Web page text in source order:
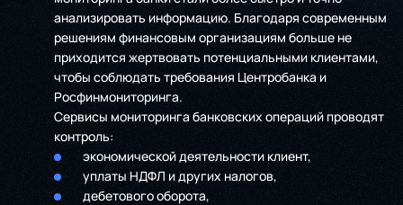
анализировать информацию. Благодаря современным
решениям финансовым организациям больше не
приходится жертвовать потенциальными клиентами,
чтобы соблюдать требования Центробанка и
Росфинмониторинга.
Сервисы мониторинга банковских операций проводят
контроль:
экономической деятельности клиент,
уплаты НДФЛ и других налогов,
дебетового оборота,